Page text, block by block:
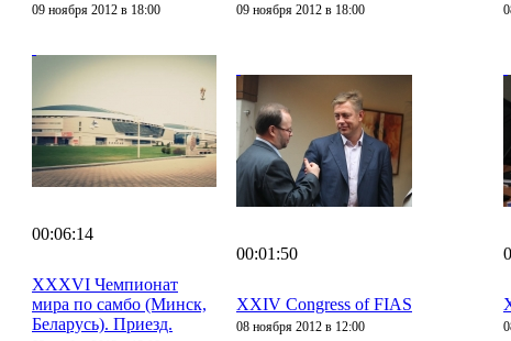
09 ноября 2012 в 18:00 09 ноября 2012 в 18:00
00:06:14
XXXVI Чемпионат
мира по самбо (Минск,
Беларусь). Приезд.
00:01:50
XXIV Congress of FIAS
08 ноября 2012 в 12:00